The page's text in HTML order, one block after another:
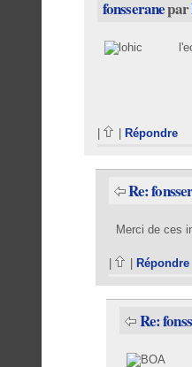
fonsseranepar
Répondre
Re:
Merci de ces
Répondre
Re: